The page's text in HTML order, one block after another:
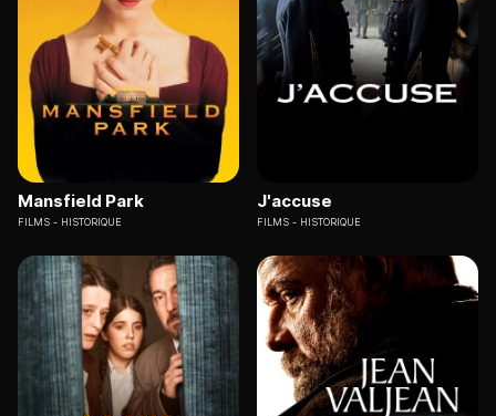
Mansfield Park
FILMS HISTORIQUE
J'accuse
FILMS HISTORIQUE